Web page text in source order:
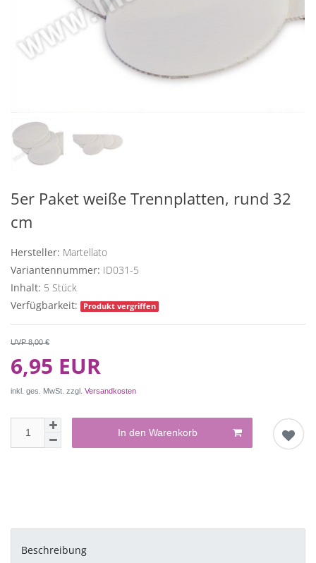
5er Paket weiße Trennplatten, rund 32
cm
Hersteller: Martellato
Variantennummer: ID031-5
Inhalt: 5 Stück
Verfügbarkeit:
Produkt vergriffen
UVP 8,00 €
6,95 EUR
inkl. ges. MwSt. zzgl. Versandkosten
In den Warenkorb
Beschreibung